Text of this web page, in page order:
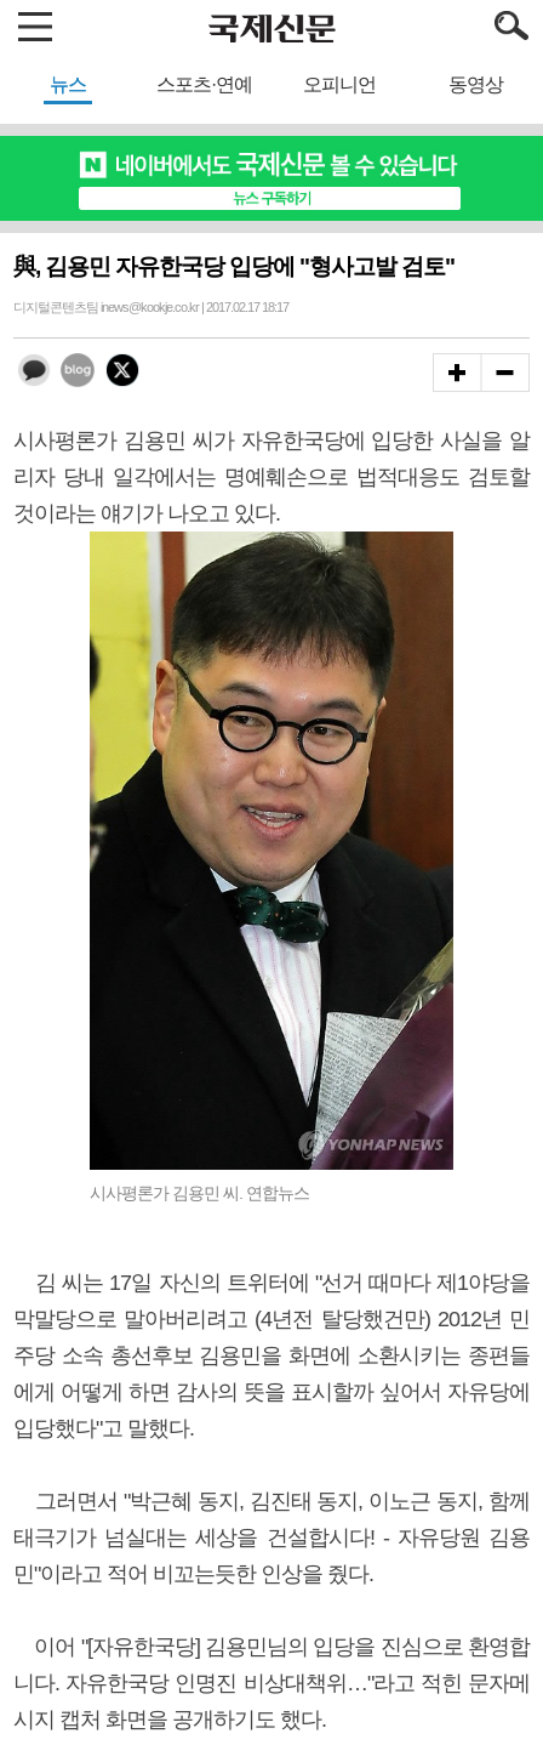
뉴스 스포츠·연예 오피니언 동영상
與, 김용민 자유한국당 입당에 "형사고발 검토"
디지털콘텐츠팀 inews@kookje.co.kr | 2017.02.17 18:17
시사평론가 김용민 씨가 자유한국당에 입당한 사실을 알
리자 당내 일각에서는 명예훼손으로 법적대응도 검토할
것이라는 얘기가 나오고 있다.
시사평론가 김용민 씨. 연합뉴스
김 씨는 17일 자신의 트위터에 "선거 때마다 제1야당을
막말당으로 말아버리려고 (4년전 탈당했건만) 2012년 민
주당 소속 총선후보 김용민을 화면에 소환시키는 종편들
에게 어떻게 하면 감사의 뜻을 표시할까 싶어서 자유당에
입당했다"고 말했다.
그러면서 "박근혜 동지, 김진태 동지, 이노근 동지, 함께
태극기가 넘실대는 세상을 건설합시다! - 자유당원 김용
민"이라고 적어 비꼬는듯한 인상을 줬다.
이어 "[자유한국당] 김용민님의 입당을 진심으로 환영합
니다. 자유한국당 인명진 비상대책위…"라고 적힌 문자메
시지 캡처 화면을 공개하기도 했다.